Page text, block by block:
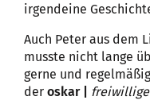
irgendeine
Auch Peter aus dem
musste nicht lange
gerne und
der oskar |